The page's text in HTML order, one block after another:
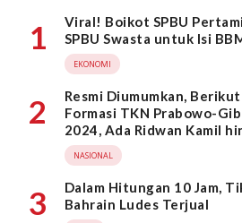
1
Viral! Boikot SPBU
SPBU Swasta untuk Isi
EKONOMI
2
Resmi Diumumkan,
Formasi TKN Prabowo-
2024, Ada Ridwan Kamil
Wahid
NASIONAL
3
Dalam Hitungan 10 Jam,
Bahrain Ludes Terjual